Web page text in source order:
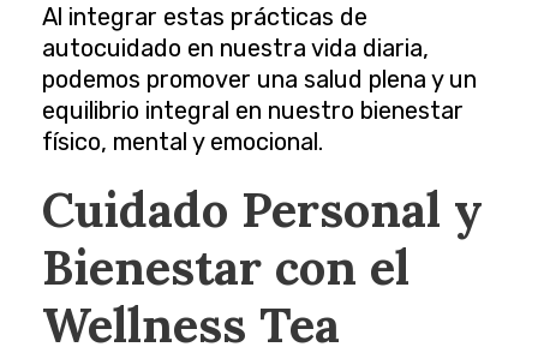
Al integrar estas prácticas de
autocuidado en nuestra vida diaria,
podemos promover una salud plena y un
equilibrio integral en nuestro bienestar
físico, mental y emocional.
Cuidado Personal y
Bienestar con el
Wellness Tea